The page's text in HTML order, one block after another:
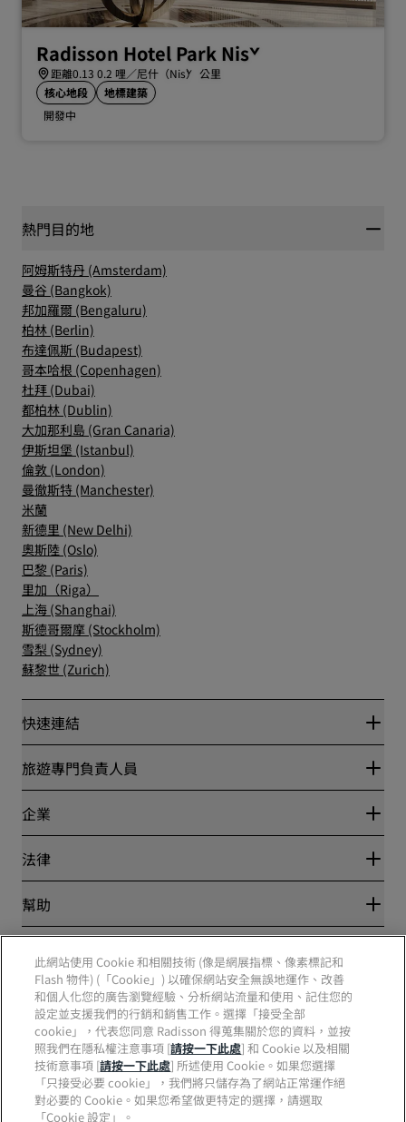
Radisson Hotel Park Niš
距離0.13 0.2 哩／尼什（Niš） 公里
核心地段
地標建築
開發中
熱門目的地
阿姆斯特丹 (Amsterdam)
曼谷 (Bangkok)
邦加羅爾 (Bengaluru)
柏林 (Berlin)
布達佩斯 (Budapest)
哥本哈根 (Copenhagen)
杜拜 (Dubai)
都柏林 (Dublin)
大加那利島 (Gran Canaria)
伊斯坦堡 (Istanbul)
倫敦 (London)
曼徹斯特 (Manchester)
米蘭
新德里 (New Delhi)
奧斯陸 (Oslo)
巴黎 (Paris)
里加（Riga）
上海 (Shanghai)
斯德哥爾摩 (Stockholm)
雪梨 (Sydney)
蘇黎世 (Zurich)
快速連結
Radisson Rewards
Blog
目的地
Radisson Hotels APP
運動認證的酒店
適合家庭的酒店
健康與安全
旅遊專門負責人員
夥伴
企業
麗笙酒店集團
工作機會 RHG
工作機會 PPHE
工作機會 EHL
The Club by RHG
業務開發
責任企業
採購
法律
隱私權中心
麗賞會條款和條件
網站使用協定
數位協助工具
現代奴役制聲明書
幫助
聯絡
常見問題解答
網站地圖
社群媒體
Radisson Hotels 品牌
此網站使用 Cookie 和相關技術 (像是網展指標、像素標記和
Flash 物件) (「Cookie」) 以確保網站安全無誤地運作、改善
和個人化您的廣告瀏覽經驗、分析網站流量和使用、記住您的
設定並支援我們的行銷和銷售工作。選擇「接受全部
cookie」，代表您同意 Radisson 得蒐集關於您的資料，並按
照我們在隱私權注意事項 [請按一下此處] 和 Cookie 以及相關
技術意事項 [請按一下此處] 所述使用 Cookie。如果您選擇
「只接受必要 cookie」，我們將只儲存為了網站正常運作絕
對必要的 Cookie。如果您希望做更特定的選擇，請選取
「Cookie 設定」。